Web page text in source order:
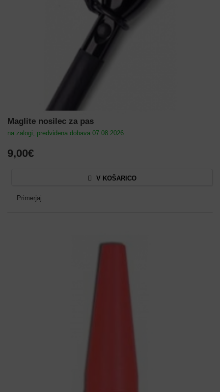
Maglite nosilec za pas
na zalogi, predvidena dobava 07.08.2026
9,00€
V KOŠARICO
Primerjaj